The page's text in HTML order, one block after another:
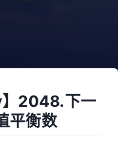
】2048.下一
平衡数